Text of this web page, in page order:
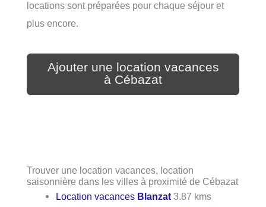
locations sont préparées pour chaque séjour et
plus encore.
Ajouter une location vacances
à Cébazat
Trouver une location vacances, location
saisonnière dans les villes à proximité de Cébazat
Location vacances Blanzat 3.87 kms